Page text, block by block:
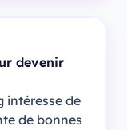
devenir
intéresse de
de bonnes